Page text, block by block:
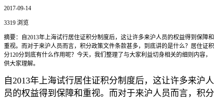
2017-09-14
3319 浏览
摘要：自2013年上海试行居住证积分制度后，这让许多来沪人员的权益得到保障和
重视。而对于来沪人员而言，积分政策文件条款甚多，到底讲的是什么？居住证积
分120分到底有什么作用呢？今天，我们整理了与大家利益切身相关的细则内容，
供大家理解。
自2013年上海试行居住证积分制度后，这让许多来沪人
员的权益得到保障和重视。而对于来沪人员而言，积分